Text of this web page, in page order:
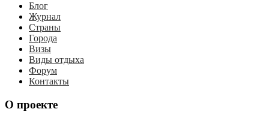
Блог
Журнал
Страны
Города
Визы
Виды отдыха
Форум
Контакты
О проекте